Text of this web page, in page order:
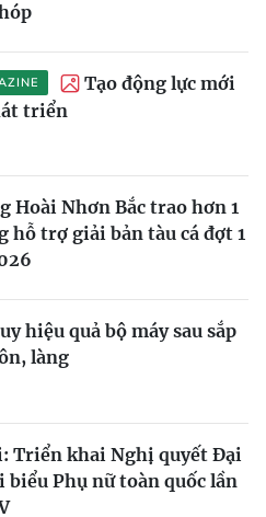
Tạo động lực mới
triển
Hoài Nhơn Bắc trao hơn 1
hỗ trợ giải bản tàu cá đợt 1
hiệu quả bộ máy sau sắp
làng
Triển khai Nghị quyết Đại
biểu Phụ nữ toàn quốc lần